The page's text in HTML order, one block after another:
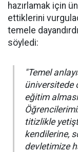
hazırlamak için
ettiklerini
temele
söyledi:
"Temel
üniversitede
eğitim
titizlikle
kendilerine,
devletimize